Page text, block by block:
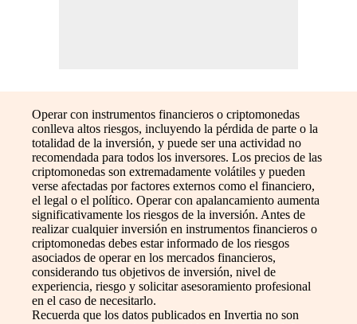
Operar con instrumentos financieros o criptomonedas
conlleva altos riesgos, incluyendo la pérdida de parte o la
totalidad de la inversión, y puede ser una actividad no
recomendada para todos los inversores. Los precios de las
criptomonedas son extremadamente volátiles y pueden
verse afectadas por factores externos como el financiero,
el legal o el político. Operar con apalancamiento aumenta
significativamente los riesgos de la inversión. Antes de
realizar cualquier inversión en instrumentos financieros o
criptomonedas debes estar informado de los riesgos
asociados de operar en los mercados financieros,
considerando tus objetivos de inversión, nivel de
experiencia, riesgo y solicitar asesoramiento profesional
en el caso de necesitarlo.
Recuerda que los datos publicados en Invertia no son